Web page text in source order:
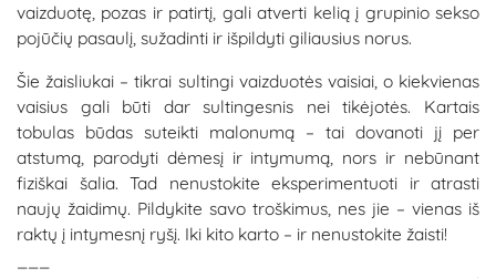
vaizduotę, pozas ir patirtį, gali atverti kelią į grupinio sekso
pojūčių pasaulį, sužadinti ir išpildyti giliausius norus.
Šie žaisliukai – tikrai sultingi vaizduotės vaisiai, o kiekvienas
vaisius gali būti dar sultingesnis nei tikėjotės. Kartais
tobulas būdas suteikti malonumą – tai dovanoti jį per
atstumą, parodyti dėmesį ir intymumą, nors ir nebūnant
fiziškai šalia. Tad nenustokite eksperimentuoti ir atrasti
naujų žaidimų. Pildykite savo troškimus, nes jie – vienas iš
raktų į intymesnį ryšį. Iki kito karto – ir nenustokite žaisti!